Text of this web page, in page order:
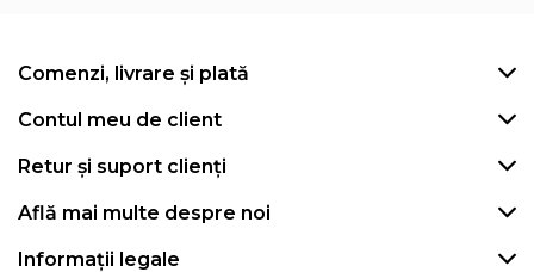
Comenzi, livrare și plată
Contul meu de client
Retur și suport clienți
Află mai multe despre noi
Informații legale